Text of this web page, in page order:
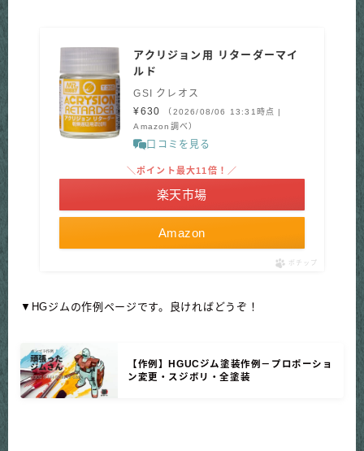
アクリジョン用 リターダーマイ
ルド
GSI クレオス
¥630
（2026/08/06 13:31時点 |
Amazon調べ）
口コミを見る
Amazon
＼ポイント最大11倍！／
楽天市場
ポチップ
▼HGジムの作例ページです。良ければどうぞ！
【作例】HGUCジム塗装作例－プロポーショ
ン変更・スジボリ・全塗装